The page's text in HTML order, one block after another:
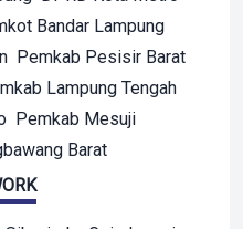
Bandar Lampung
Pemkab Pesisir Barat
Lampung Tengah
Pemkab Mesuji
Barat